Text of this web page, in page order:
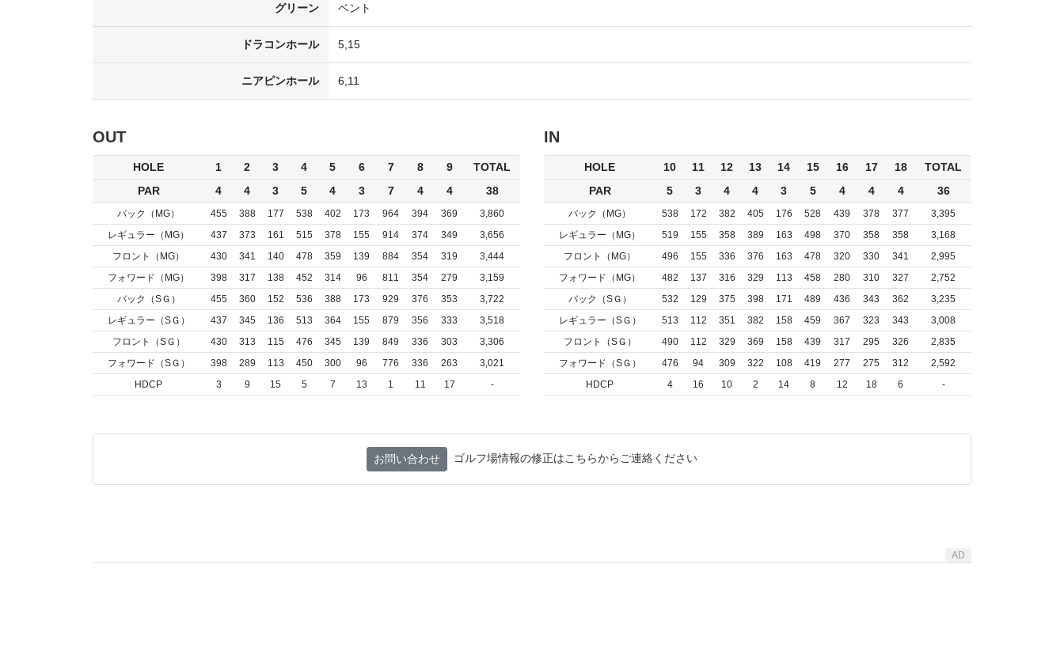
グリーン ベント
ドラコンホール 5,15
ニアピンホール 6,11
OUT
HOLE 1 2 3 4 5 6 7 8 9
TOTAL
PAR
4 4 3 5 4 3 7 4 4 38
バック（MG） 455 388 177 538 402 173 964 394 369
3,860
レギュラー（MG）
437 373 161 515 378 155 914 374 349
3,656
フロント（MG）
430 341 140 478 359 139 884 354 319
3,444
フォワード（MG）
398 317 138 452 314 96 811 354 279
3,159
バック（SＧ）
455 360 152 536 388 173 929 376 353
3,722
レギュラー（SＧ）
437 345 136 513 364 155 879 356 333
3,518
フロント（SＧ）
430 313 115 476 345 139 849 336 303
3,306
フォワード（SＧ）
398 289 113 450 300 96 776 336 263
3,021
HDCP
3 9 15 5 7 13 1 11 17 -
IN
HOLE 10 11 12 13 14 15 16 17 18
TOTAL
PAR
5 3 4 4 3 5 4 4 4 36
バック（MG） 538 172 382 405 176 528 439 378 377
3,395
レギュラー（MG）
519 155 358 389 163 498 370 358 358
3,168
フロント（MG）
496 155 336 376 163 478 320 330 341
2,995
フォワード（MG）
482 137 316 329 113 458 280 310 327
2,752
バック（SＧ）
532 129 375 398 171 489 436 343 362
3,235
レギュラー（SＧ）
513 112 351 382 158 459 367 323 343
3,008
フロント（SＧ）
490 112 329 369 158 439 317 295 326
2,835
フォワード（SＧ）
476 94 309 322 108 419 277 275 312
2,592
HDCP
4 16 10 2 14 8 12 18 6 -
お問い合わせ ゴルフ場情報の修正はこちらからご連絡ください
AD